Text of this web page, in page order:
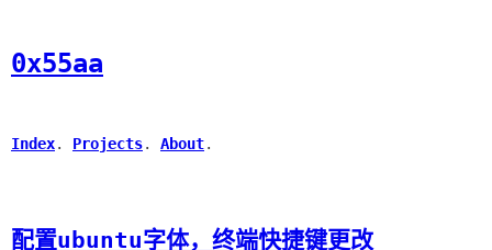
0x55aa
Index. Projects. About.
配置ubuntu字体，终端快捷键更改